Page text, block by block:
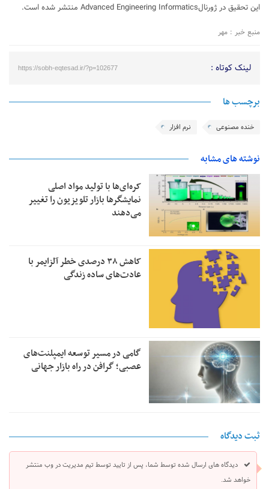
این تحقیق در ژورنالAdvanced Engineering Informatics منتشر شده است.
منبع خبر : مهر
لینک کوتاه : https://sobh-eqtesad.ir/?p=102677
برچسب ها
خنده مصنوعی نرم افزار
نوشته های مشابه
کره‌ای‌ها با تولید مواد اصلی
نمایشگرها بازار تلویزیون را تغییر
می‌دهند
کاهش ۳۸ درصدی خطر آلزایمر با
عادت‌های ساده زندگی
گامی در مسیر توسعه ایمپلنت‌های
عصبی؛ گرافن در راه بازار جهانی
ثبت دیدگاه
دیدگاه های ارسال شده توسط شما، پس از تایید توسط تیم مدیریت در وب منتشر
خواهد شد.